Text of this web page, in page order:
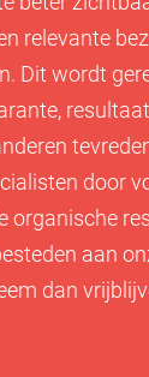
relevante
Dit wordt
door
organische
aan
dan